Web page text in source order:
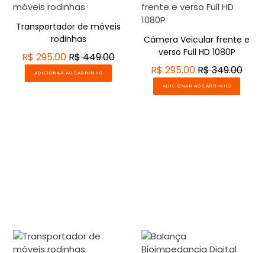
Gostei do Produto
Transportador de móveis
rodinhas
R$ 295.00R$ 449.00
ADICIONAR AO CARRINHO
Câmera Veicular frente e
verso Full HD 1080P
R$ 295.00R$ 349.00
ADICIONAR AO CARRINHO